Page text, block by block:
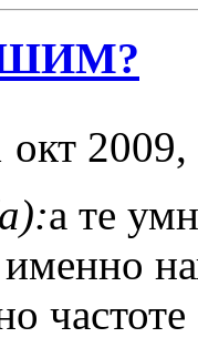
ШИМ?
2009,
а те